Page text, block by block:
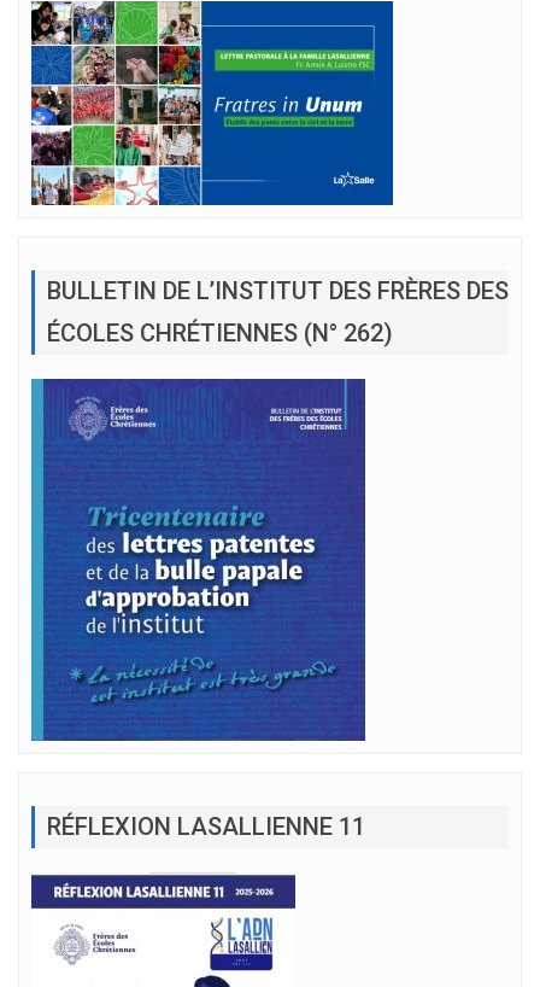
BULLETIN DE L’INSTITUT DES FRÈRES DES
ÉCOLES CHRÉTIENNES (N° 262)
RÉFLEXION LASALLIENNE 11